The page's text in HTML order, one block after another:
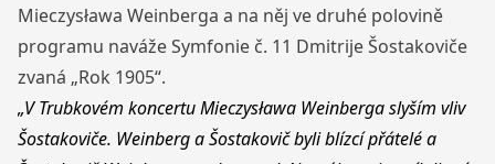
Mieczysława Weinberga a na něj ve druhé polovině
programu naváže Symfonie č. 11 Dmitrije Šostakoviče
zvaná „Rok 1905“.
„V Trubkovém koncertu Mieczysława Weinberga slyším vliv
Šostakoviče. Weinberg a Šostakovič byli blízcí přátelé a